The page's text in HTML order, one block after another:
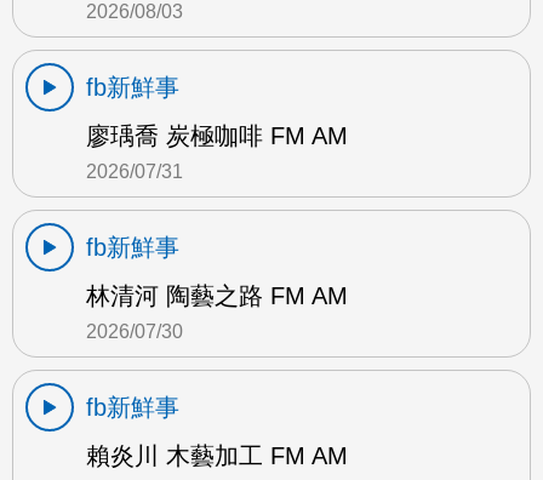
2026/08/03
fb新鮮事
廖瑀喬 炭極咖啡 FM AM
2026/07/31
fb新鮮事
林清河 陶藝之路 FM AM
2026/07/30
fb新鮮事
賴炎川 木藝加工 FM AM